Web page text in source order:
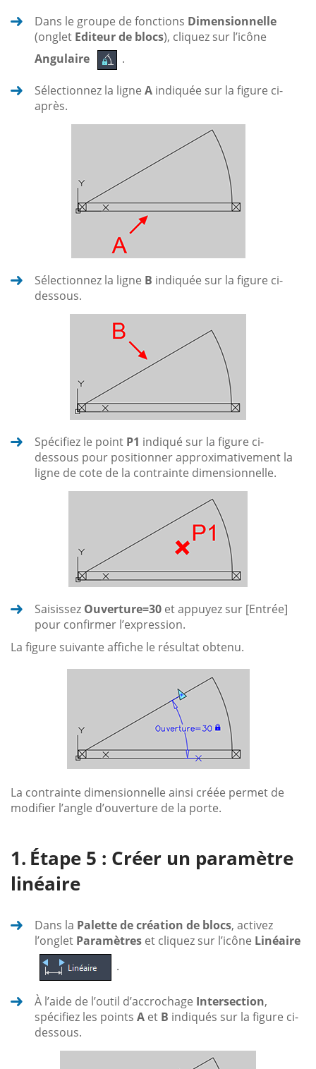
Dans le groupe de fonctions Dimensionnelle
(onglet Editeur de blocs), cliquez sur l’icône
Angulaire
.
Sélectionnez la ligne A indiquée sur la figure ci-
après.
Sélectionnez la ligne B indiquée sur la figure ci-
dessous.
Spécifiez le point P1 indiqué sur la figure ci-
dessous pour positionner approximativement la
ligne de cote de la contrainte dimensionnelle.
Saisissez Ouverture=30 et appuyez sur [Entrée]
pour confirmer l’expression.
La figure suivante affiche le résultat obtenu.
La contrainte dimensionnelle ainsi créée permet de
modifier l’angle d’ouverture de la porte.
Étape 5 : Créer un paramètre
linéaire
Dans la Palette de création de blocs, activez
l’onglet Paramètres et cliquez sur l’icône Linéaire
.
À l’aide de l’outil d’accrochage Intersection,
spécifiez les points A et B indiqués sur la figure ci-
dessous.